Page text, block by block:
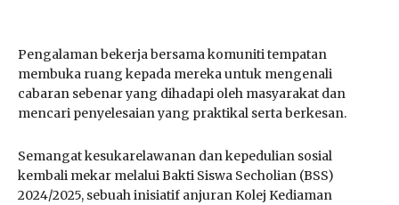
Pengalaman bekerja bersama komuniti tempatan
membuka ruang kepada mereka untuk mengenali
cabaran sebenar yang dihadapi oleh masyarakat dan
mencari penyelesaian yang praktikal serta berkesan.
Semangat kesukarelawanan dan kepedulian sosial
kembali mekar melalui Bakti Siswa Secholian (BSS)
2024/2025, sebuah inisiatif anjuran Kolej Kediaman